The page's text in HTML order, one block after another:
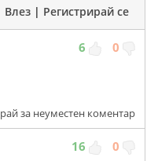
Влез | Регистрирай се
6 0
за неуместен коментар
16 0